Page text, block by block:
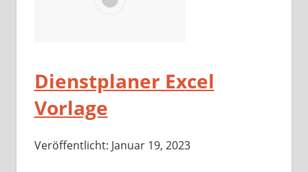
Dienstplaner Excel
Vorlage
Veröffentlicht: Januar 19, 2023